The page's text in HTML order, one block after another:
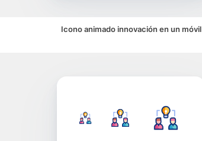
Icono animado innovación en un móvil